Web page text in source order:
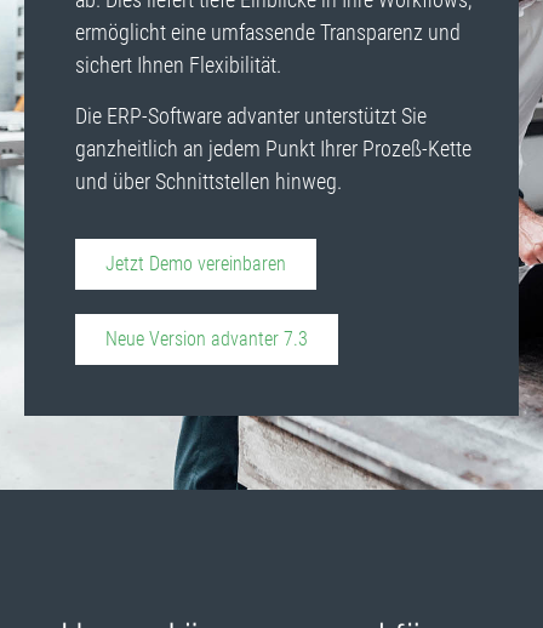
ermöglicht eine umfassende Transparenz und
sichert Ihnen Flexibilität.
Die ERP-Software advanter unterstützt Sie
ganzheitlich an jedem Punkt Ihrer Prozeß-Kette
und über Schnittstellen hinweg.
Jetzt Demo vereinbaren
Neue Version advanter 7.3